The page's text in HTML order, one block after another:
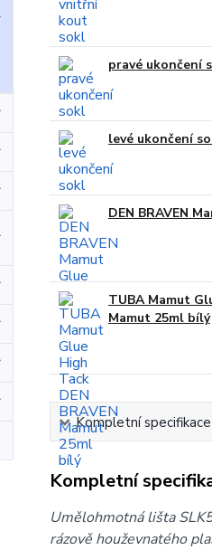
pravé ukončení
levé ukončení
DEN BRAVEN
TUBA Mamut
Mamut 25ml bílý
Kompletní specifikace
Kompletní
Umělohmotná lišta
rázově houževnatého